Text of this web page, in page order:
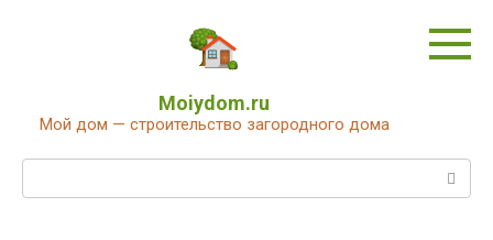
Moiydom.ru
Мой дом — строительство загородного дома